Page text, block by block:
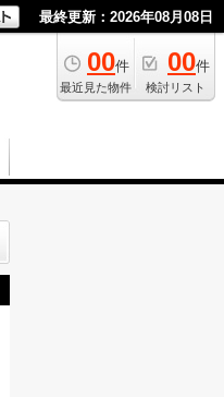
最終更新：2026年08月08日
00件
最近見た物件
00件
検討リスト